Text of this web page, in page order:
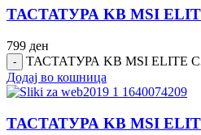
ТАСТАТУРА KB MSI
799 ден
ТАСТАТУРА KB MSI ELITE
Додај во кошница
ТАСТАТУРА KB MSI